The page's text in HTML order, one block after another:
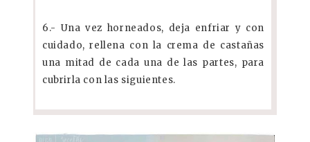
6.- Una vez horneados, deja enfriar y con
cuidado, rellena con la crema de castañas
una mitad de cada una de las partes, para
cubrirla con las siguientes.